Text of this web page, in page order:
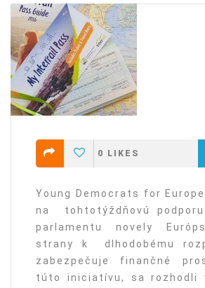
0 LIKES
Young Democrats for
na tohtotýždňovú podporu
parlamentu novely
strany k dlhodobému
zabezpečuje finančné
túto iniciatívu, sa rozhodli